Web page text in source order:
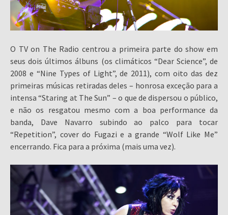
O TV on The Radio centrou a primeira parte do show em
seus dois últimos álbuns (os climáticos “Dear Science”, de
2008 e “Nine Types of Light”, de 2011), com oito das dez
primeiras músicas retiradas deles – honrosa exceção para a
intensa “Staring at The Sun” – o que de dispersou o público,
e não os resgatou mesmo com a boa performance da
banda, Dave Navarro subindo ao palco para tocar
“Repetition”, cover do Fugazi e a grande “Wolf Like Me”
encerrando. Fica para a próxima (mais uma vez).